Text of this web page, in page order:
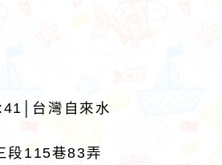
台灣自來水
段115巷83弄